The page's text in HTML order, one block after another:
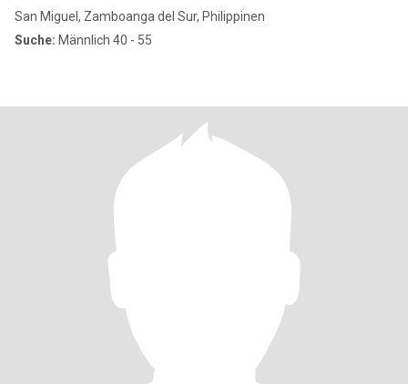
San Miguel, Zamboanga del Sur, Philippinen
Suche: Männlich 40 - 55